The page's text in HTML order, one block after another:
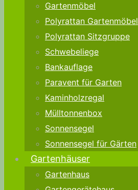
Gartenmöbel
Polyrattan Gartenmöbel
Polyrattan Sitzgruppe
Schwebeliege
Bankauflage
Paravent für Garten
Kaminholzregal
Mülltonnenbox
Sonnensegel
Sonnensegel für Gärten
Gartenhäuser
Gartenhaus